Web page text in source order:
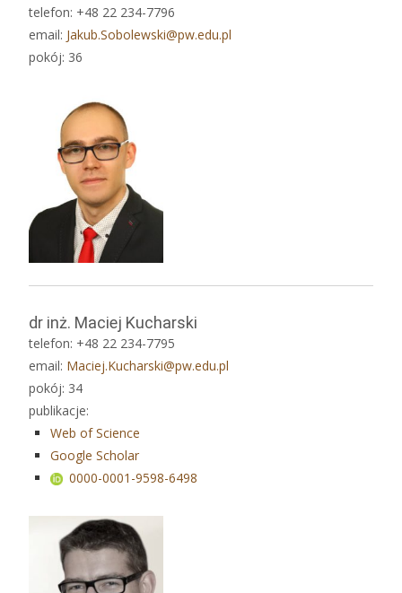
telefon: +48 22 234-7796
email: Jakub.Sobolewski@pw.edu.pl
pokój: 36
dr inż. Maciej Kucharski
telefon: +48 22 234-7795
email: Maciej.Kucharski@pw.edu.pl
pokój: 34
publikacje:
Web of Science
Google Scholar
0000-0001-9598-6498